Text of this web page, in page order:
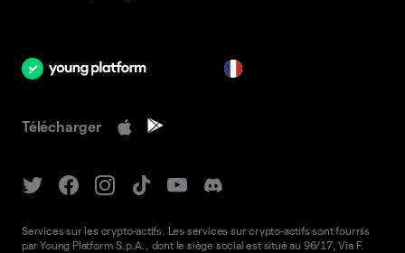
Télécharger
Services sur les crypto-actifs. Les services sur crypto-actifs sont fournis
par Young Platform S.p.A., dont le siège social est situé au 96/17, Via F.